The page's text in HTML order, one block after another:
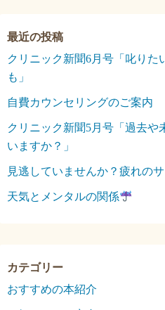
クリニック新聞6月号「叱りた
も」
自費カウンセリングのご案内
クリニック新聞5月号「過去や
いますか？」
見逃していませんか？疲れのサ
天気とメンタルの関係
おすすめの本紹介